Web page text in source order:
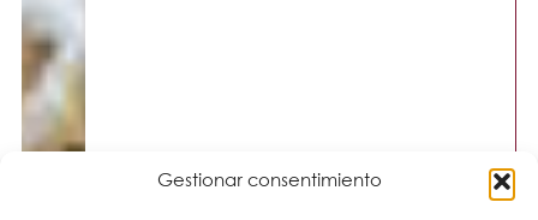
Gestionar consentimiento